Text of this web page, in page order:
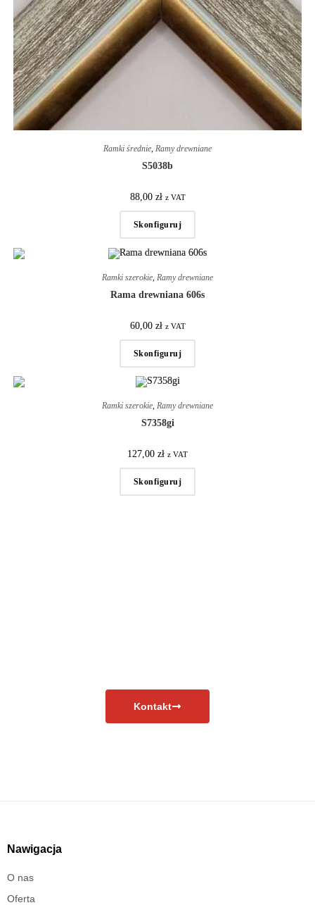
Ramki średnie, Ramy drewniane
S5038b
88,00 zł z VAT
Skonfiguruj
Ramki szerokie Ramy drewniane
Rama drewniana 606s
60,00 zł z VAT
Skonfiguruj
Ramki szerokie, Ramy drewniane
S7358gi
127,00 zł z VAT
Skonfiguruj
Kontakt
Nawigacja
O nas
Oferta